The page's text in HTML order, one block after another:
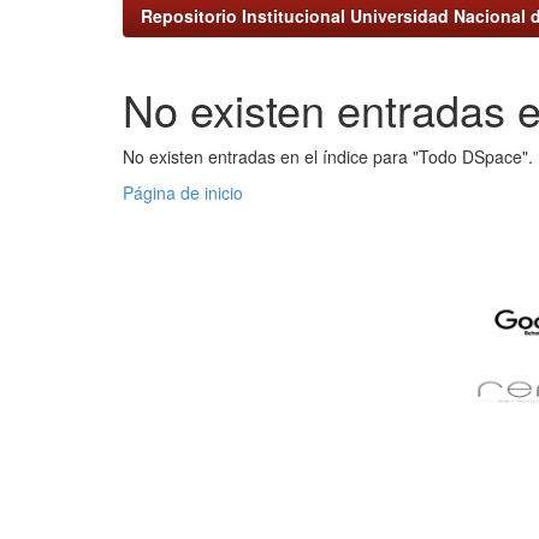
Repositorio Institucional Universidad Nacional
No existen entradas
No existen entradas en el índice para "Todo DSpace".
Página de inicio